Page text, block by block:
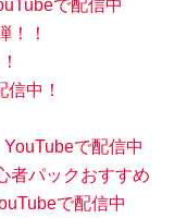
で配信中
！！
中！
で配信中
者パックおすすめ
で配信中